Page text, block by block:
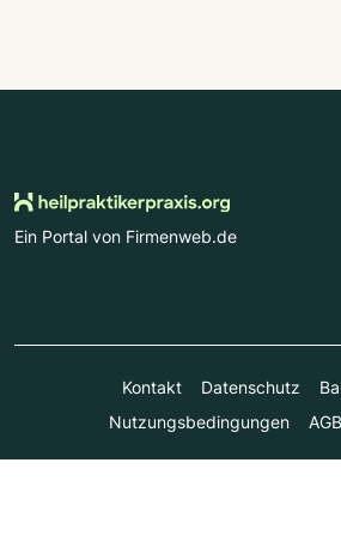
Ein Portal von Firmenweb.de
Kontakt Datenschutz
Nutzungsbedingungen
AGB